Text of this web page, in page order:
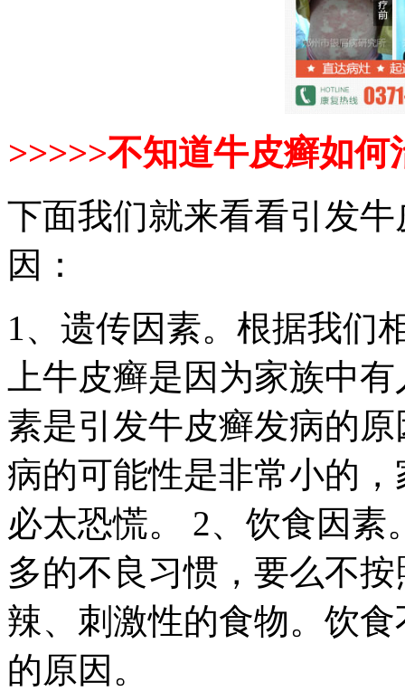
>>>>>不知道牛皮癣如
下面我们就来看看引发
因：
1、遗传因素。根据我们
上牛皮癣是因为家族中
素是引发牛皮癣发病的
病的可能性是非常小的
必太恐慌。 2、饮食因
多的不良习惯，要么不
辣、刺激性的食物。饮
的原因。